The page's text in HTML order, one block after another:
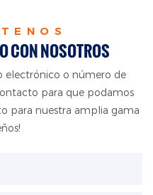
CON NOSOTROS
electrónico o número de
para que podamos
para nuestra amplia gama